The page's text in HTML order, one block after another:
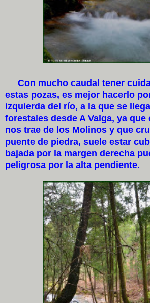
Con mucho caudal tener
estas pozas, es mejor hacerlo
izquierda del río, a la que se
forestales desde A Valga, ya que
nos trae de los Molinos y que
puente de piedra, suele estar
bajada por la margen derecha
peligrosa por la alta pendiente.